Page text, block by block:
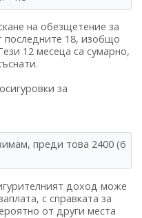
на обезщетение за
18, изобщо
12 месеца са сумарно,
за
преди това 2400 (6
доход може
с справката за
от други места